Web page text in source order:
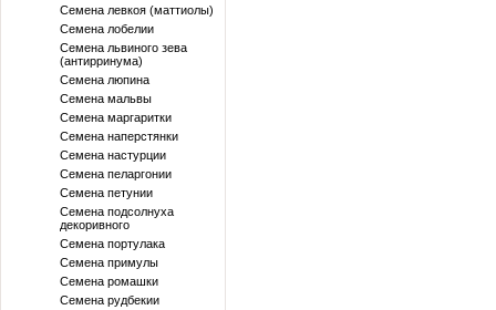
Семена левкоя (маттиолы)
Семена лобелии
Семена львиного зева
(антирринума)
Семена люпина
Семена мальвы
Семена маргаритки
Семена наперстянки
Семена настурции
Семена пеларгонии
Семена петунии
Семена подсолнуха
декоривного
Семена портулака
Семена примулы
Семена ромашки
Семена рудбекии